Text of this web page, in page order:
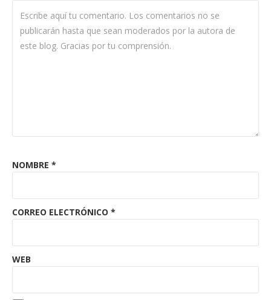
NOMBRE *
CORREO ELECTRÓNICO *
WEB